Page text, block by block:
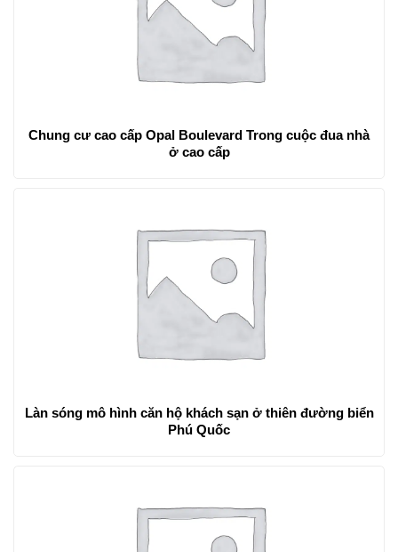
Chung cư cao cấp Opal Boulevard Trong cuộc đua nhà
ở cao cấp
Làn sóng mô hình căn hộ khách sạn ở thiên đường biển
Phú Quốc